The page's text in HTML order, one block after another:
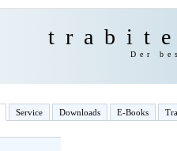
Der
Service Downloads E-Books